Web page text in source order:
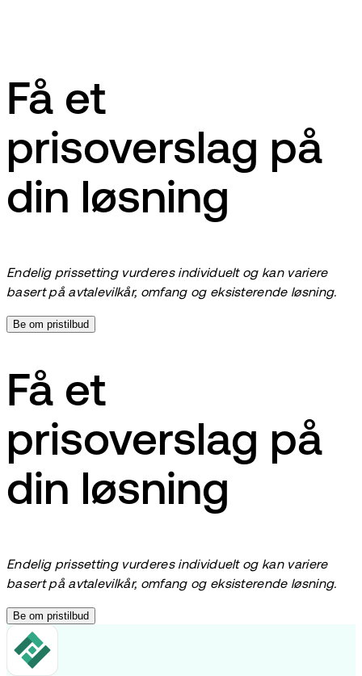
Få et
prisoverslag på
din løsning
Endelig prissetting vurderes individuelt og kan variere
basert på avtalevilkår, omfang og eksisterende løsning.
Be om pristilbud
Få et
prisoverslag på
din løsning
Endelig prissetting vurderes individuelt og kan variere
basert på avtalevilkår, omfang og eksisterende løsning.
Be om pristilbud